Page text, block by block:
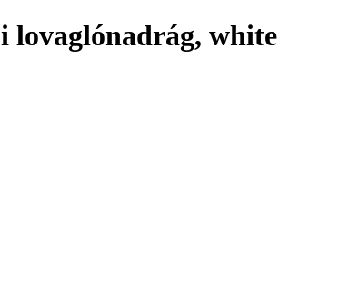
white